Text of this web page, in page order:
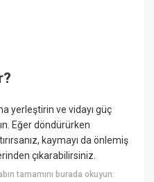
yerleştirin ve vidayı güç
Eğer döndürürken
kaymayı da önlemiş
çıkarabilirsiniz.
tamamını burada okuyun: